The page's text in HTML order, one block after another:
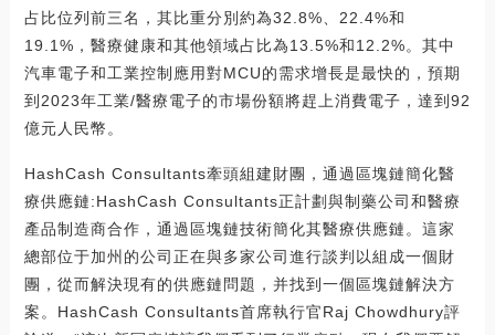
占比位列前三名，其比重分別約為32.8%、22.4%和
19.1%，醫療健康和其他領域占比為13.5%和12.2%。其中
汽車電子和工業控制應用對MCU的需求增長是最快的，預期
到2023年工業/醫療電子的市場份額將趕上消費電子，達到92
億元人民幣。
HashCash Consultants牽頭組建財團，通過區塊鏈簡化醫
療供應鏈:HashCash Consultants正計劃與制藥公司和醫療
產品制造商合作，通過區塊鏈技術簡化其醫療供應鏈。這家
總部位于加州的公司正在與多家公司進行談判以組成一個財
團，從而解決現有的供應鏈問題，并找到一個區塊鏈解決方
案。HashCash Consultants首席執行官Raj Chowdhury評